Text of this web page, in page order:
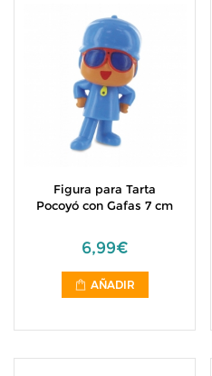
Figura para Tarta
Pocoyó con Gafas 7 cm
6,99€
AÑADIR